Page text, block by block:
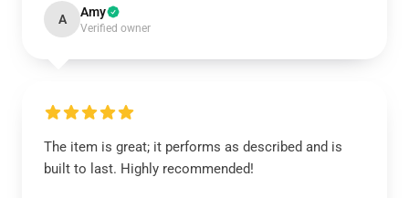
A Amy
Verified owner
The item is great; it performs as described and is
built to last. Highly recommended!